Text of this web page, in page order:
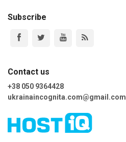
Subscribe
Contact us
+38 050 9364428
ukrainaincognita.com@gmail.com